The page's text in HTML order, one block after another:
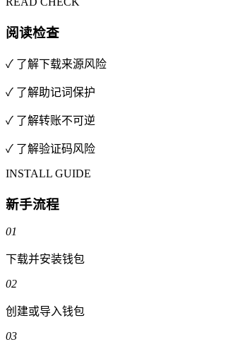
阅读检查
✓ 了解下载来源风险
✓ 了解助记词保护
✓ 了解转账不可逆
✓ 了解验证码风险
INSTALL GUIDE
新手流程
01
下载并安装钱包
02
创建或导入钱包
03